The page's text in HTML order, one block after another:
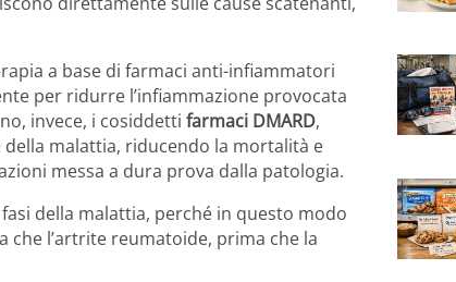
a base di farmaci anti-infiammatori
per ridurre l’infiammazione provocata
invece, i cosiddetti farmaci DMARD,
malattia, riducendo la mortalità e
messa a dura prova dalla patologia.
della malattia, perché in questo modo
l’artrite reumatoide, prima che la